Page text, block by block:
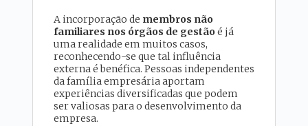
A incorporação de membros não
familiares nos órgãos de gestãoé já
uma realidade em muitos casos,
reconhecendo-se que tal influência
externa é benéfica. Pessoas independentes
da família empresária aportam
experiências diversificadas que podem
ser valiosas para o desenvolvimento da
empresa.